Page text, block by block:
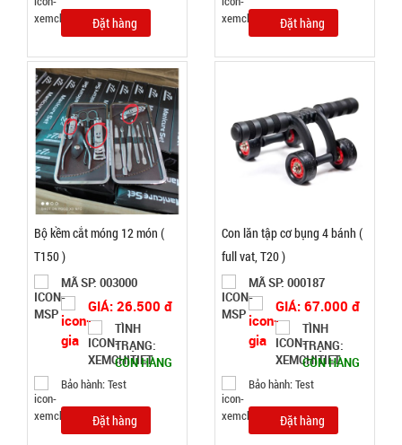
9.900 đ
TRẠNG:
CÒN HÀNG
Bảo
Đặt
Hộp cơm 3
kèm muỗng
đĩa
Đặt hàng Đặt hàng
Bộ kềm cắt móng 12 món (
T150 )
MÃ SP: 003000
GIÁ: 26.500 đ
TÌNH
TRẠNG:
CÒN HÀNG
Bảo hành: Test
Đặt hàng
Con lăn tập cơ bụng 4 bánh (
full vat, T20 )
MÃ SP: 000187
GIÁ: 67.000 đ
TÌNH
TRẠNG:
CÒN HÀNG
Bảo hành: Test
Đặt hàng